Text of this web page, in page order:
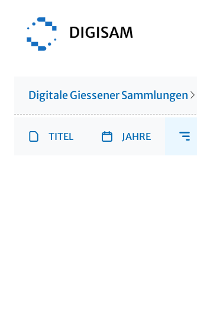
Digitale Giessener Sammlungen
TITEL JAHRE